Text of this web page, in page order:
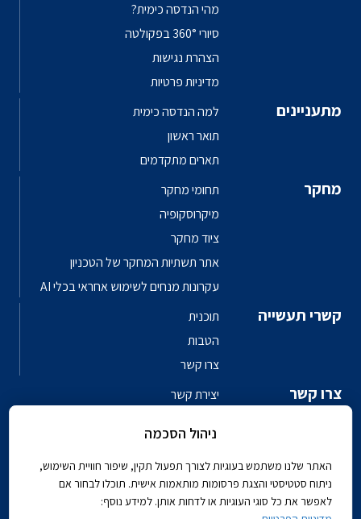
מהי הנדסה כימית?
סיורי 360° בפקולטה
הצהרת נגישות
מדיניות פרטיות
מתעניינים
למה הנדסה כימית
תואר ראשון
תארים מתקדמים
מחקר
תחומי מחקר
מיקרוסקופיה
ציוד מחקר
אתר תשתיות המחקר של הטכניון
עקרונות מנחים לשימוש אחראי בכלי AI
קשרי תעשייה
תוכנית
הטבות
צרו קשר
צרו קשר
יצירת קשר
ספר טלפונים פקולטי
ניהול הסכמה
האתר שלנו משתמש בעוגיות לצורך תפעול תקין, שיפור חוויית השימוש,
ניתוח סטטיסטי והצגת פרסומות מותאמות אישית. תוכלו לבחור אם
לאפשר את כל סוגי העוגיות או לדחות אותן. למידע נוסף: